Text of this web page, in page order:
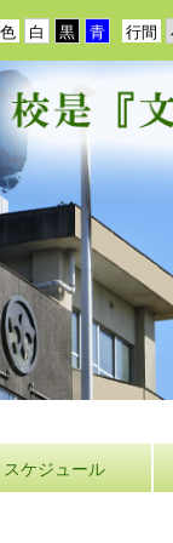
行間
スケジュール